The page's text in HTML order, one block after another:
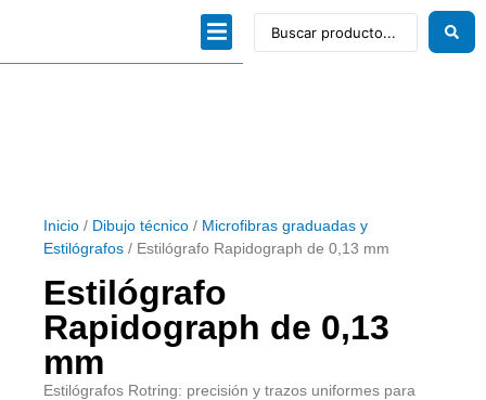
Inicio / Dibujo técnico / Microfibras graduadas y
Estilógrafos / Estilógrafo Rapidograph de 0,13 mm
Estilógrafo
Rapidograph de 0,13
mm
Estilógrafos Rotring: precisión y trazos uniformes para